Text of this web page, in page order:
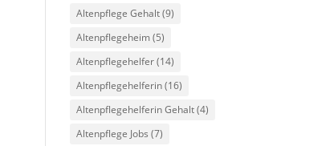
Altenpflege Gehalt(9)
Altenpflegeheim(5)
Altenpflegehelfer(14)
Altenpflegehelferin(16)
Altenpflegehelferin Gehalt(4)
Altenpflege Jobs (7)